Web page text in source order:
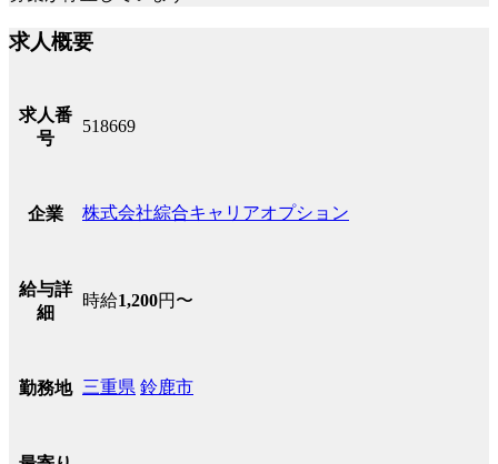
求人概要
求人番
号
518669
企業 株式会社綜合キャリアオプション
給与詳
細
時給1,200円〜
勤務地 三重県 鈴鹿市